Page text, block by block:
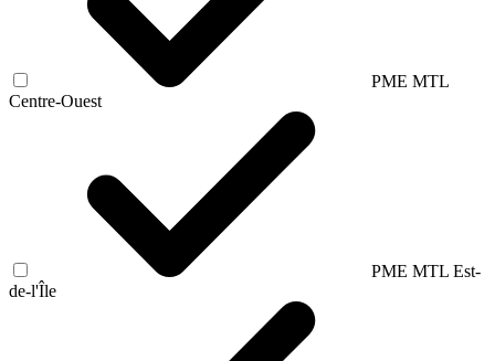
PME MTL
Centre-Ouest
PME MTL Est-
de-l'Île